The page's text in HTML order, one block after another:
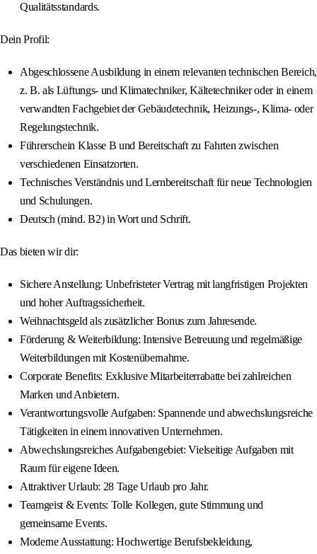
Qualitätsstandards.
Dein Profil:
Abgeschlossene Ausbildung in einem relevanten technischen Bereich,
z. B. als Lüftungs- und Klimatechniker, Kältetechniker oder in einem
verwandten Fachgebiet der Gebäudetechnik, Heizungs-, Klima- oder
Regelungstechnik.
Führerschein Klasse B und Bereitschaft zu Fahrten zwischen
verschiedenen Einsatzorten.
Technisches Verständnis und Lernbereitschaft für neue Technologien
und Schulungen.
Deutsch (mind. B2) in Wort und Schrift.
Das bieten wir dir:
Sichere Anstellung: Unbefristeter Vertrag mit langfristigen Projekten
und hoher Auftragssicherheit.
Weihnachtsgeld als zusätzlicher Bonus zum Jahresende.
Förderung & Weiterbildung: Intensive Betreuung und regelmäßige
Weiterbildungen mit Kostenübernahme.
Corporate Benefits: Exklusive Mitarbeiterrabatte bei zahlreichen
Marken und Anbietern.
Verantwortungsvolle Aufgaben: Spannende und abwechslungsreiche
Tätigkeiten in einem innovativen Unternehmen.
Abwechslungsreiches Aufgabengebiet: Vielseitige Aufgaben mit
Raum für eigene Ideen.
Attraktiver Urlaub: 28 Tage Urlaub pro Jahr.
Teamgeist & Events: Tolle Kollegen, gute Stimmung und
gemeinsame Events.
Moderne Ausstattung: Hochwertige Berufsbekleidung,